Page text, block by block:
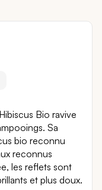
Bio ravive
Sa
bio reconnu
reconnus
les reflets sont
et plus doux.